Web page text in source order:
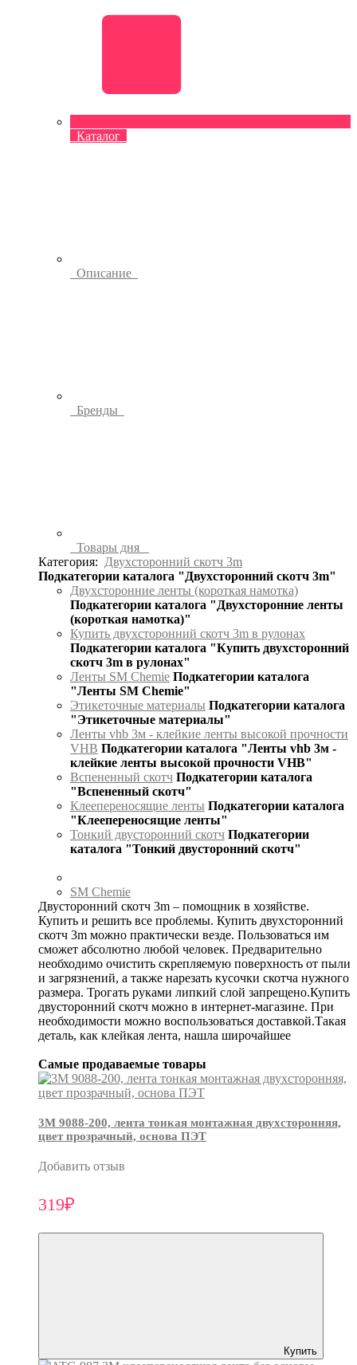
Каталог
Описание
Бренды
Товары дня
Категория:
Двухсторонний скотч 3m
Подкатегории каталога "Двухсторонний скотч 3m"
Двухсторонние ленты (короткая намотка)
Подкатегории каталога "Двухсторонние ленты
(короткая намотка)"
Купить двухсторонний скотч 3m в рулонах
Подкатегории каталога "Купить двухсторонний
скотч 3m в рулонах"
Ленты SM Chemie Подкатегории каталога
"Ленты SM Chemie"
Этикеточные материалы Подкатегории каталога
"Этикеточные материалы"
Ленты vhb 3м - клейкие ленты высокой прочности
VHB Подкатегории каталога "Ленты vhb 3м -
клейкие ленты высокой прочности VHB"
Вспененный скотч Подкатегории каталога
"Вспененный скотч"
Клеепереносящие ленты Подкатегории каталога
"Клеепереносящие ленты"
Тонкий двусторонний скотч Подкатегории
каталога "Тонкий двусторонний скотч"
SM Chemie
Двусторонний скотч 3m – помощник в хозяйстве.
Купить и решить все проблемы. Купить двухсторонний
скотч 3m можно практически везде. Пользоваться им
сможет абсолютно любой человек. Предварительно
необходимо очистить скрепляемую поверхность от пыли
и загрязнений, а также нарезать кусочки скотча нужного
размера. Трогать руками липкий слой запрещено.Купить
двусторонний скотч можно в интернет-магазине. При
необходимости можно воспользоваться доставкой.Такая
деталь, как клейкая лента, нашла широчайшее
Самые продаваемые товары
3М 9088-200, лента тонкая монтажная двухсторонняя,
цвет прозрачный, основа ПЭТ
Добавить отзыв
319₽
Купить